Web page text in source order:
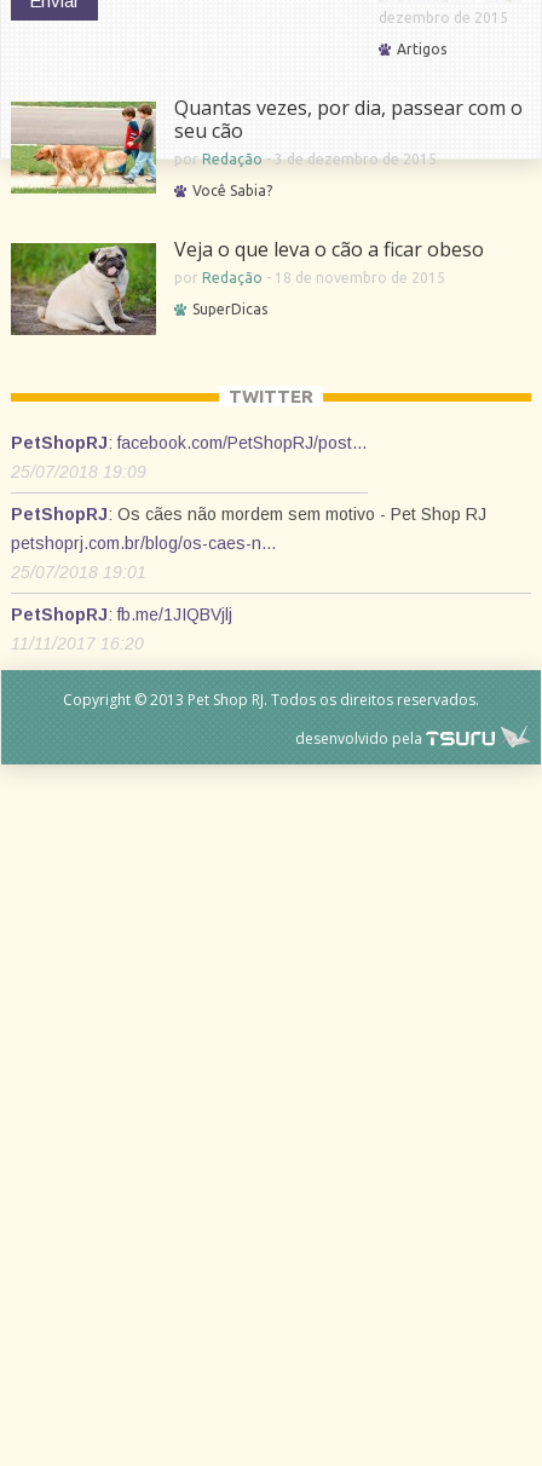
dezembro de 2015
Artigos
Quantas vezes, por dia, passear com o
seu cão
porRedação-3 de dezembro de 2015
Você Sabia?
Veja o que leva o cão a ficar obeso
por Redação - 18 de novembro de 2015
SuperDicas
TWITTER
PetShopRJ:facebook.com/PetShopRJ/post…
25/07/2018 19:09
PetShopRJ: Os cães não mordem sem motivo - Pet Shop RJ
petshoprj.com.br/blog/os-caes-n…
25/07/2018 19:01
PetShopRJ:fb.me/1JIQBVjlj
11/11/2017 16:20
Copyright © 2013 Pet Shop RJ. Todos os direitos reservados.
desenvolvido pela